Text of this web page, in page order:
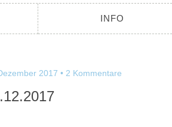
INFO
2017 2 Kommentare